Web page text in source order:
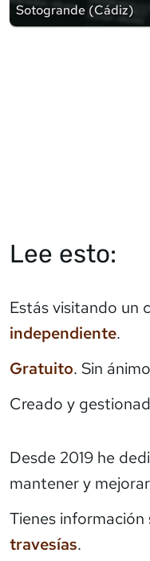
Sotogrande (Cádiz)
Lee esto:
Estás visitando un
independiente.
Gratuito. Sin
Creado y
Desde 2019 he
mantener y
Tienes información
travesías.